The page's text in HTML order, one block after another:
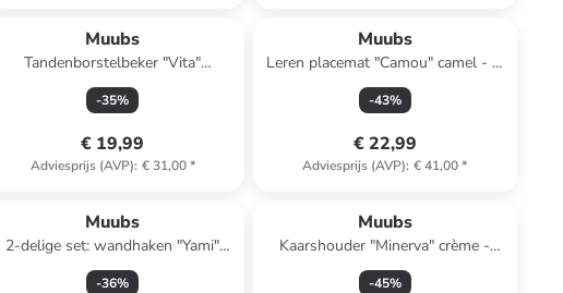
Muubs
Tandenborstelbeker "Vita"
donkergroen - (H)10,5 x Ø 7,5 cm
-35%
€ 19,99
Adviesprijs (AVP): € 31,00*
Muubs
Leren placemat "Camou" camel - Ø
36 cm
-43%
€ 22,99
Adviesprijs (AVP): € 41,00*
Muubs
2-delige set: wandhaken "Yami"
crème - Ø 4 cm
-36%
Muubs
Kaarshouder "Minerva" crème -
(B)14,5 x (H)20 cm
-45%